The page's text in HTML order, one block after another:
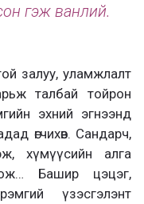
гэж ванлий.
залуу, уламжлалт
талбай тойрон
эхний эгнээнд
өгчихөв. Сандарч,
хүмүүсийн алга
Башир цэцэг,
үзэсгэлэнт